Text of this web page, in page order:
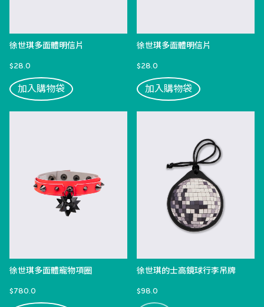
徐世琪多面體明信片
$28.0
加入購物袋
徐世琪多面體明信片
$28.0
加入購物袋
徐世琪多面體寵物項圈
$780.0
徐世琪的士高鏡球行李吊牌
$98.0